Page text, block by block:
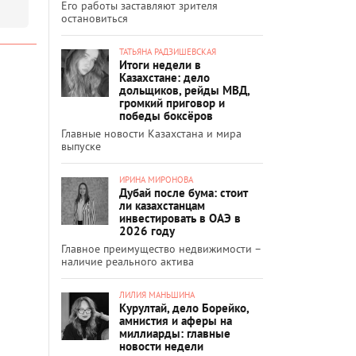
Его работы заставляют зрителя
остановиться
ТАТЬЯНА РАДЗИШЕВСКАЯ
Итоги недели в
Казахстане: дело
дольщиков, рейды МВД,
громкий приговор и
победы боксёров
Главные новости Казахстана и мира
выпуске
ИРИНА МИРОНОВА
Дубай после бума: стоит
ли казахстанцам
инвестировать в ОАЭ в
2026 году
Главное преимущество недвижимости –
наличие реального актива
ЛИЛИЯ МАНЬШИНА
Курултай, дело Борейко,
амнистия и аферы на
миллиарды: главные
новости недели